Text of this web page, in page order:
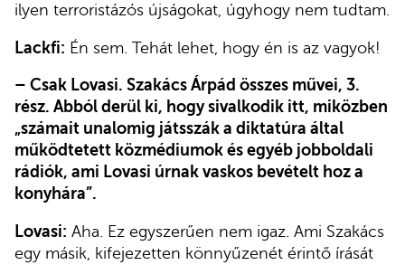
ilyen terroristázós újságokat, úgyhogy nem tudtam.
Lackfi: Én sem. Tehát lehet, hogy én is az vagyok!
– Csak Lovasi. Szakács Árpád összes művei, 3.
rész. Abból derül ki, hogy sivalkodik itt, miközben
„számait unalomig játsszák a diktatúra által
működtetett közmédiumok és egyéb jobboldali
rádiók, ami Lovasi úrnak vaskos bevételt hoz a
konyhára”.
Lovasi: Aha. Ez egyszerűen nem igaz. Ami Szakács
egy másik, kifejezetten könnyűzenét érintő írását